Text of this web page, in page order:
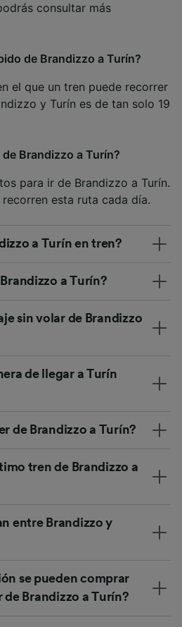
consultar más
de Brandizzo a Turín?
el que un tren puede recorrer
y Turín es de tan solo 19
Brandizzo a Turín?
para ir de Brandizzo a Turín.
esta ruta cada día.
a Turín en tren?
a Turín?
sin volar de Brandizzo
de llegar a Turín
de Brandizzo a Turín?
tren de Brandizzo a
entre Brandizzo y
se pueden comprar
de Brandizzo a Turín?